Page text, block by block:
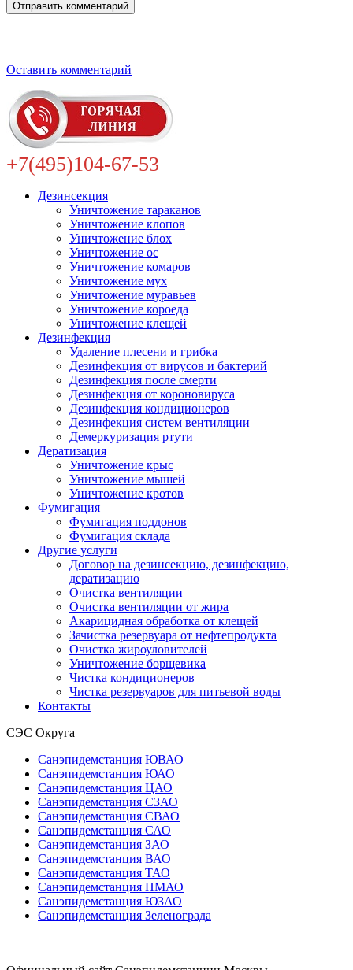
Оставить комментарий
+7(495)104-67-53
Дезинсекция
Уничтожение тараканов
Уничтожение клопов
Уничтожение блох
Уничтожение ос
Уничтожение комаров
Уничтожение мух
Уничтожение муравьев
Уничтожение короеда
Уничтожение клещей
Дезинфекция
Удаление плесени и грибка
Дезинфекция от вирусов и бактерий
Дезинфекция после смерти
Дезинфекция от короновируса
Дезинфекция кондиционеров
Дезинфекция систем вентиляции
Демеркуризация ртути
Дератизация
Уничтожение крыс
Уничтожение мышей
Уничтожение кротов
Фумигация
Фумигация поддонов
Фумигация склада
Другие услуги
Договор на дезинсекцию, дезинфекцию,
дератизацию
Очистка вентиляции
Очистка вентиляции от жира
Акарицидная обработка от клещей
Зачистка резервуара от нефтепродукта
Очистка жироуловителей
Уничтожение борщевика
Чистка кондиционеров
Чистка резервуаров для питьевой воды
Контакты
СЭС Округа
Санэпидемстанция ЮВАО
Санэпидемстанция ЮАО
Санэпидемстанция ЦАО
Санэпидемстанция СЗАО
Санэпидемстанция СВАО
Санэпидемстанция САО
Санэпидемстанция ЗАО
Санэпидемстанция ВАО
Санэпидемстанция ТАО
Санэпидемстанция НМАО
Санэпидемстанция ЮЗАО
Санэпидемстанция Зеленограда